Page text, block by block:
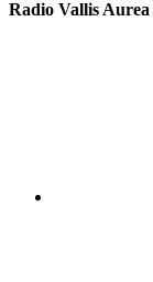
Radio Vallis Aurea